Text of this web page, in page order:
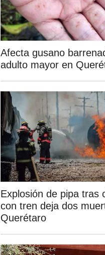
Afecta gusano
adulto mayor en
Explosión de pipa tras
con tren deja dos
Querétaro